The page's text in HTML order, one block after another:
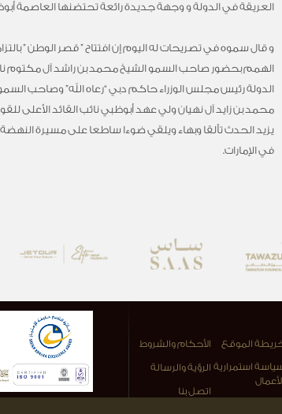
العريقة في الدولة و وجهة جديدة رائعة تحتضنها العاصمة
و قال سموه في تصريحات له اليوم إن افتتاح ” قصر الوطن ”
الهمم بحضور صاحب السمو الشيخ محمد بن راشد آل مكتوم
الدولة رئيس مجلس الوزراء حاكم دبي “رعاه الله” وصاحب
محمد بن زايد آل نهيان ولي عهد أبوظبي نائب القائد الأعلى
يزيد الحدث تألقا وبهاء ويلقي ضوءا ساطعا على مسيرة النهضة
في الإمارات.
الموقع الأحكام والشروط
استمرارية الرؤية والرسالة
اتصل بنا